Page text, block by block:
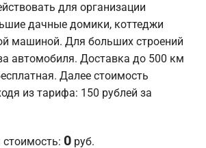
для организации
дачные домики, коттеджи
машиной. Для больших строений
автомобиля. Доставка до 500 км
Далее стоимость
из тарифа: 150 рублей за
0 руб.